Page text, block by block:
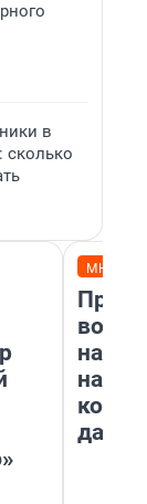
в
сколько
нам
даже